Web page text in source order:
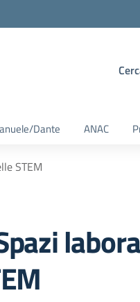
Dante ANAC
STEM